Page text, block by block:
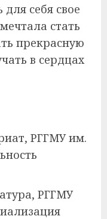
себя свое
стать
прекрасную
в сердцах
РГГМУ им.
РГГМУ